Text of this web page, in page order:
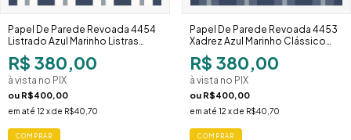
Papel De Parede Revoada 4454
Listrado Azul Marinho Listras
Largas Masculino
R$ 380,00
à vista no PIX
ou R$400,00
em até 12 x de R$40,70
Papel De Parede Revoada 4453
Xadrez Azul Marinho Clássico
Masculino
R$ 380,00
à vista no PIX
ou R$400,00
em até 12 x de R$40,70